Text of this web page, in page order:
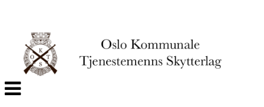
Veksle
navigasjon